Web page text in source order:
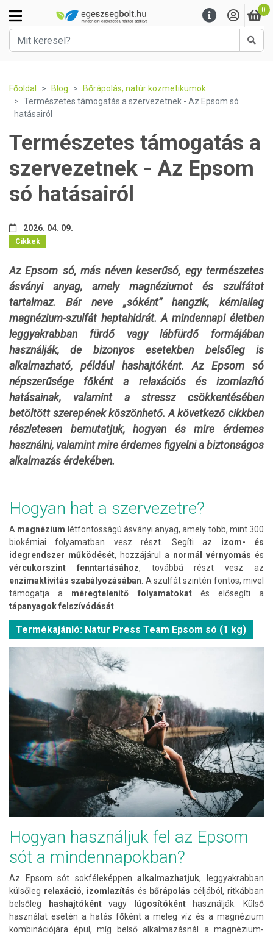
0
Főoldal Blog
Bőrápolás, natúr kozmetikumok
Természetes támogatás a szervezetnek - Az Epsom só
hatásairól
Természetes támogatás a
szervezetnek - Az Epsom
só hatásairól
2026. 04. 09.
Cikkek
Az Epsom só, más néven keserűsó, egy természetes
ásványi anyag, amely magnéziumot és szulfátot
tartalmaz. Bár neve „sóként” hangzik, kémiailag
magnézium-szulfát heptahidrát. A mindennapi életben
leggyakrabban fürdő vagy lábfürdő formájában
használják, de bizonyos esetekben belsőleg is
alkalmazható, például hashajtóként.Az Epsom só
népszerűsége főként a relaxációs és izomlazító
hatásainak, valamint a stressz csökkentésében
betöltött szerepének köszönhető. A következő cikkben
részletesen bemutatjuk, hogyan és mire érdemes
használni, valamint mire érdemes figyelni a biztonságos
alkalmazás érdekében.
Hogyan hat a szervezetre?
A magnézium létfontosságú ásványi anyag, amely több, mint 300
biokémiai folyamatban vesz részt. Segíti az izom- és
idegrendszer működését, hozzájárul a normál vérnyomás és
vércukorszint fenntartásához, továbbá részt vesz az
enzimaktivitás szabályozásában . A szulfát szintén fontos, mivel
támogatja a méregtelenítő folyamatokat és elősegíti a
tápanyagok felszívódását
Termékajánló: Natur Press Team Epsom só (1 kg)
Hogyan használjuk fel az Epsom
sót a mindennapokban?
Az Epsom sót sokféleképpenalkalmazhatjuk, leggyakrabban
külsőleg relaxáció, izomlazítás és bőrápoláscéljából, ritkábban
belsőleg
hashajtókéntvagy lúgosítóként használják. Külső
használat esetén a hatás főként a meleg víz és a magnézium
kombinációjára épül, míg belső alkalmazásnál a magnézium-